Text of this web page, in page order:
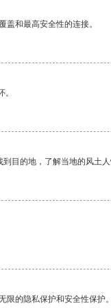
盖和最高安全性的连接。
目的地，了解当地的风土
限的隐私保护和安全性保护